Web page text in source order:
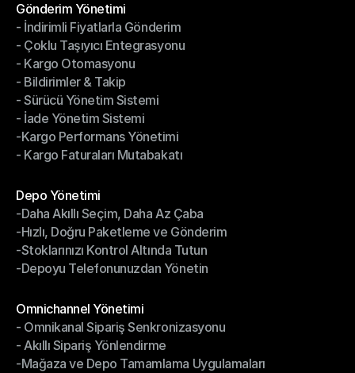
Gönderim Yönetimi
Gönderim Yönetimi
- İndirimli Fiyatlarla Gönderim
- İndirimli Fiyatlarla Gönderim
- Çoklu Taşıyıcı Entegrasyonu
- Çoklu Taşıyıcı Entegrasyonu
- Kargo Otomasyonu
- Kargo Otomasyonu
- Bildirimler & Takip
- Bildirimler & Takip
- Sürücü Yönetim Sistemi
- Sürücü Yönetim Sistemi
- İade Yönetim Sistemi
- İade Yönetim Sistemi
-Kargo Performans Yönetimi
-Kargo Performans Yönetimi
- Kargo Faturaları Mutabakatı
Depo Yönetimi
Depo Yönetimi
-Daha Akıllı Seçim, Daha Az Çaba
-Daha Akıllı Seçim, Daha Az Çaba
-Hızlı, Doğru Paketleme ve Gönderim
-Hızlı, Doğru Paketleme ve Gönderim
-Stoklarınızı Kontrol Altında Tutun
-Stoklarınızı Kontrol Altında Tutun
-Depoyu Telefonunuzdan Yönetin
Omnichannel Yönetimi
Omnichannel Yönetimi
- Omnikanal Sipariş Senkronizasyonu
- Omnikanal Sipariş Senkronizasyonu
- Akıllı Sipariş Yönlendirme
- Akıllı Sipariş Yönlendirme
-Mağaza ve Depo Tamamlama Uygulamaları